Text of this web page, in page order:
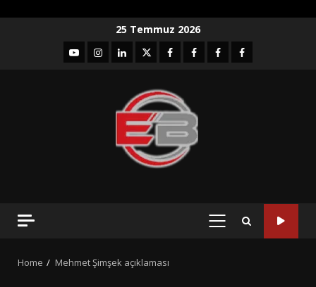
25 Temmuz 2026
YouTubeInstagram
LinkedIntwitterfacebook-Facebook-
Facebook-Facebook-
PRIMARY
Home Mehmet Şimşek açıklaması